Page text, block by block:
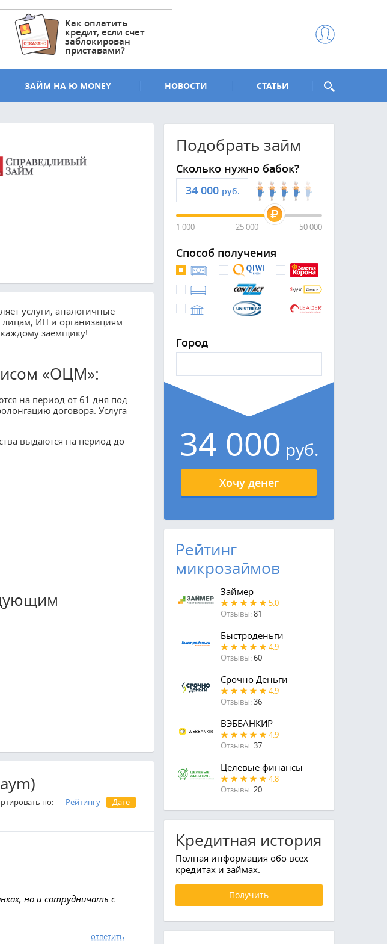
Как оплатить
кредит, если счет
заблокирован
приставами?
ЗАЙМ НА Ю MONEY НОВОСТИ СТАТЬИ
услуги, аналогичные
ИП и организациям.
заемщику!
«ОЦМ»:
на период от 61 дня под
договора. Услуга
выдаются на период до
по: Рейтингу Дате
но и сотрудничать с
ответить
Подобрать займ
Сколько нужно бабок?
руб.
1 000 25 000 50 000
Способ получения
Город
34 000 руб.
Хочу денег
Рейтинг
микрозаймов
Займер
5.0
Отзывы:81
Быстроденьги
4.9
Отзывы:60
Срочно Деньги
4.9
Отзывы:36
ВЭББАНКИР
4.9
Отзывы:37
Целевые финансы
4.8
Отзывы:20
Кредитная история
Полная информация обо всех
кредитах и займах.
Получить